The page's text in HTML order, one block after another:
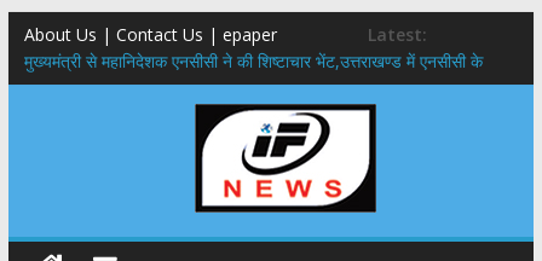
About Us | Contact Us | epaper
Latest:
मुख्यमंत्री से महानिदेशक एनसीसी ने की शिष्टाचार भेंट,उत्तराखण्ड में एनसीसी के
विस्तार एवं आधुनिक आधारभूत संरचना के विकास पर हुई महत्वपूर्ण चर्चा
​धामी कैबिनेट का बड़ा फैसला: पशुपालकों को 60% तक सब्सिडी, गंगा एक्सप्रेसवे का
​हरिद्वार से वीरभद्र (ऋषिकेश) तक निकली BJYM की भव्य कांवड़ यात्रा; तेजस्वी
सूर्या ने की देश व प्रदेशवासियों के कल्याण की कामना
24×7 अलर्ट मोड में रहें अधिकारी-मुख्य सचिव मानसून-एसईओसी से मुख्य सचिव ने
की विस्तृत समीक्षा कहा-बंद सड़कों को शीघ्र खोला जाए, लोगों को न हो दिक्कत